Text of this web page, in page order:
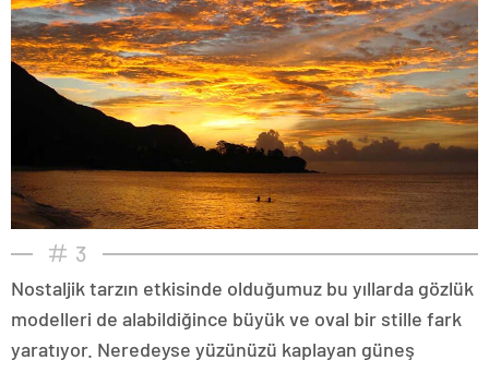
3
Nostaljik tarzın etkisinde olduğumuz bu yıllarda gözlük
modelleri de alabildiğince büyük ve oval bir stille fark
yaratıyor. Neredeyse yüzünüzü kaplayan güneş